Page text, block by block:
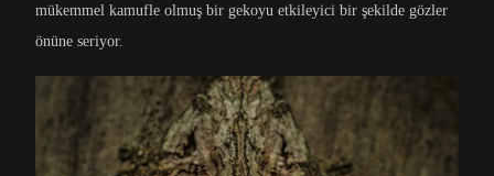
mükemmel kamufle olmuş bir gekoyu etkileyici bir şekilde gözler
önüne seriyor.